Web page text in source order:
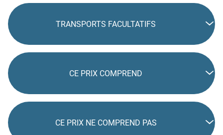
TRANSPORTS FACULTATIFS
CE PRIX COMPREND
CE PRIX NE COMPREND PAS